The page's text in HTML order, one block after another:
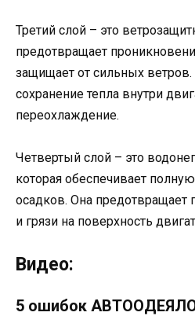
Третий слой – это
предотвращает
защищает от сильных
сохранение тепла внутри
переохлаждение.
Четвертый слой – это
которая обеспечивает
осадков. Она предотвращает
и грязи на поверхность
Видео:
5 ошибок